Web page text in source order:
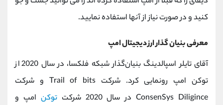
کنید و در صورت نیاز از آنها استفاده نمایید.
معرفی بنیان گذار ارز دیجیتال امپ
آقای تایلر اسپالدینگ ‌بنیان‌گذار شبکه فلکسا، در سال 2020 از
توکن امپ رونمایی کرد. شرکت Trail of bits و شرکت
ConsenSys Diligince در سال 2020 شرکت
توکن امپ و